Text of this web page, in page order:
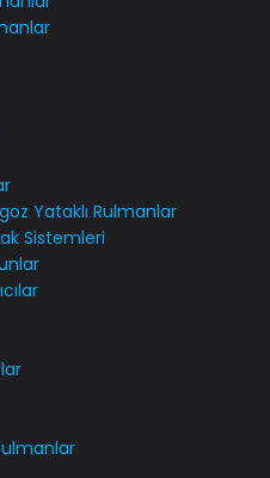
Yataklı Rulmanlar
Sistemleri